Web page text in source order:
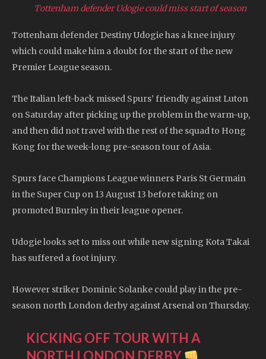
Tottenham defender Udogie could miss start of season
Tottenham defender Destiny Udogie has a knee injury
which could make him a doubt for the start of the new
Premier League season.
The Italian left-back missed Spurs’ friendly against Luton
on Saturday after picking up the problem in the warm-up,
and then did not travel with the rest of the squad to Hong
Kong for the week-long pre-season tour of Asia.
Spurs face Champions League winners Paris St Germain
in the Super Cup on 13 August 13 before taking on
promoted Burnley in their league opener.
Udogie looks set to miss out while new signing Kota Takai
has suffered a foot injury.
However striker Dominic Solanke could play in the pre-
season north London derby against Arsenal on Thursday.
KICKING OFF TOUR WITH A
NORTH LONDON DERBY